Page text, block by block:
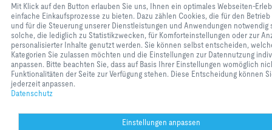
den Betrieb der Seite und für die
Steuerung unserer Dienstleistungen und
Anwendungen notwendig sind, sowie
solche, die lediglich zu Statistikzwecken,
für Komforteinstellungen oder zur
Anzeige personalisierter Inhalte genutzt
werden. Sie können selbst entscheiden,
welche Kategorien Sie zulassen möchten
womöglich nicht alle Funktionalitäten der
Seite zur Verfügung stehen. Diese
Mit Klick auf den Button erlauben Sie uns, Ihnen ein optimales Webseiten-
einfache Einkaufsprozesse zu bieten. Dazu zählen Cookies, die für den
und für die Steuerung unserer Dienstleistungen und Anwendungen notwendig
solche, die lediglich zu Statistikzwecken, für Komforteinstellungen oder zur
personalisierter Inhalte genutzt werden. Sie können selbst entscheiden,
Kategorien Sie zulassen möchten und die Einstellungen zur Datennutzung
anpassen. Bitte beachten Sie, dass auf Basis Ihrer Einstellungen womöglich
Funktionalitäten der Seite zur Verfügung stehen. Diese Entscheidung können
jederzeit anpassen.
Datenschutz
Einstellungen anpassen